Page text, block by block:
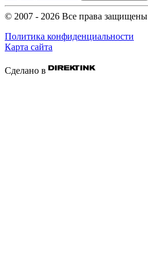
© 2007 - 2026 Все права защищены
Политика конфиденциальности
Карта сайта
Сделано в